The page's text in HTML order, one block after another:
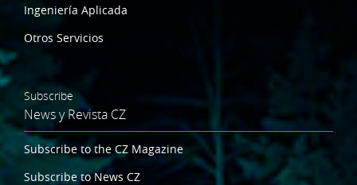
Ingeniería Aplicada
Otros Servicios
Subscribe
News y Revista CZ
Subscribe to the CZ Magazine
Subscribe to News CZ